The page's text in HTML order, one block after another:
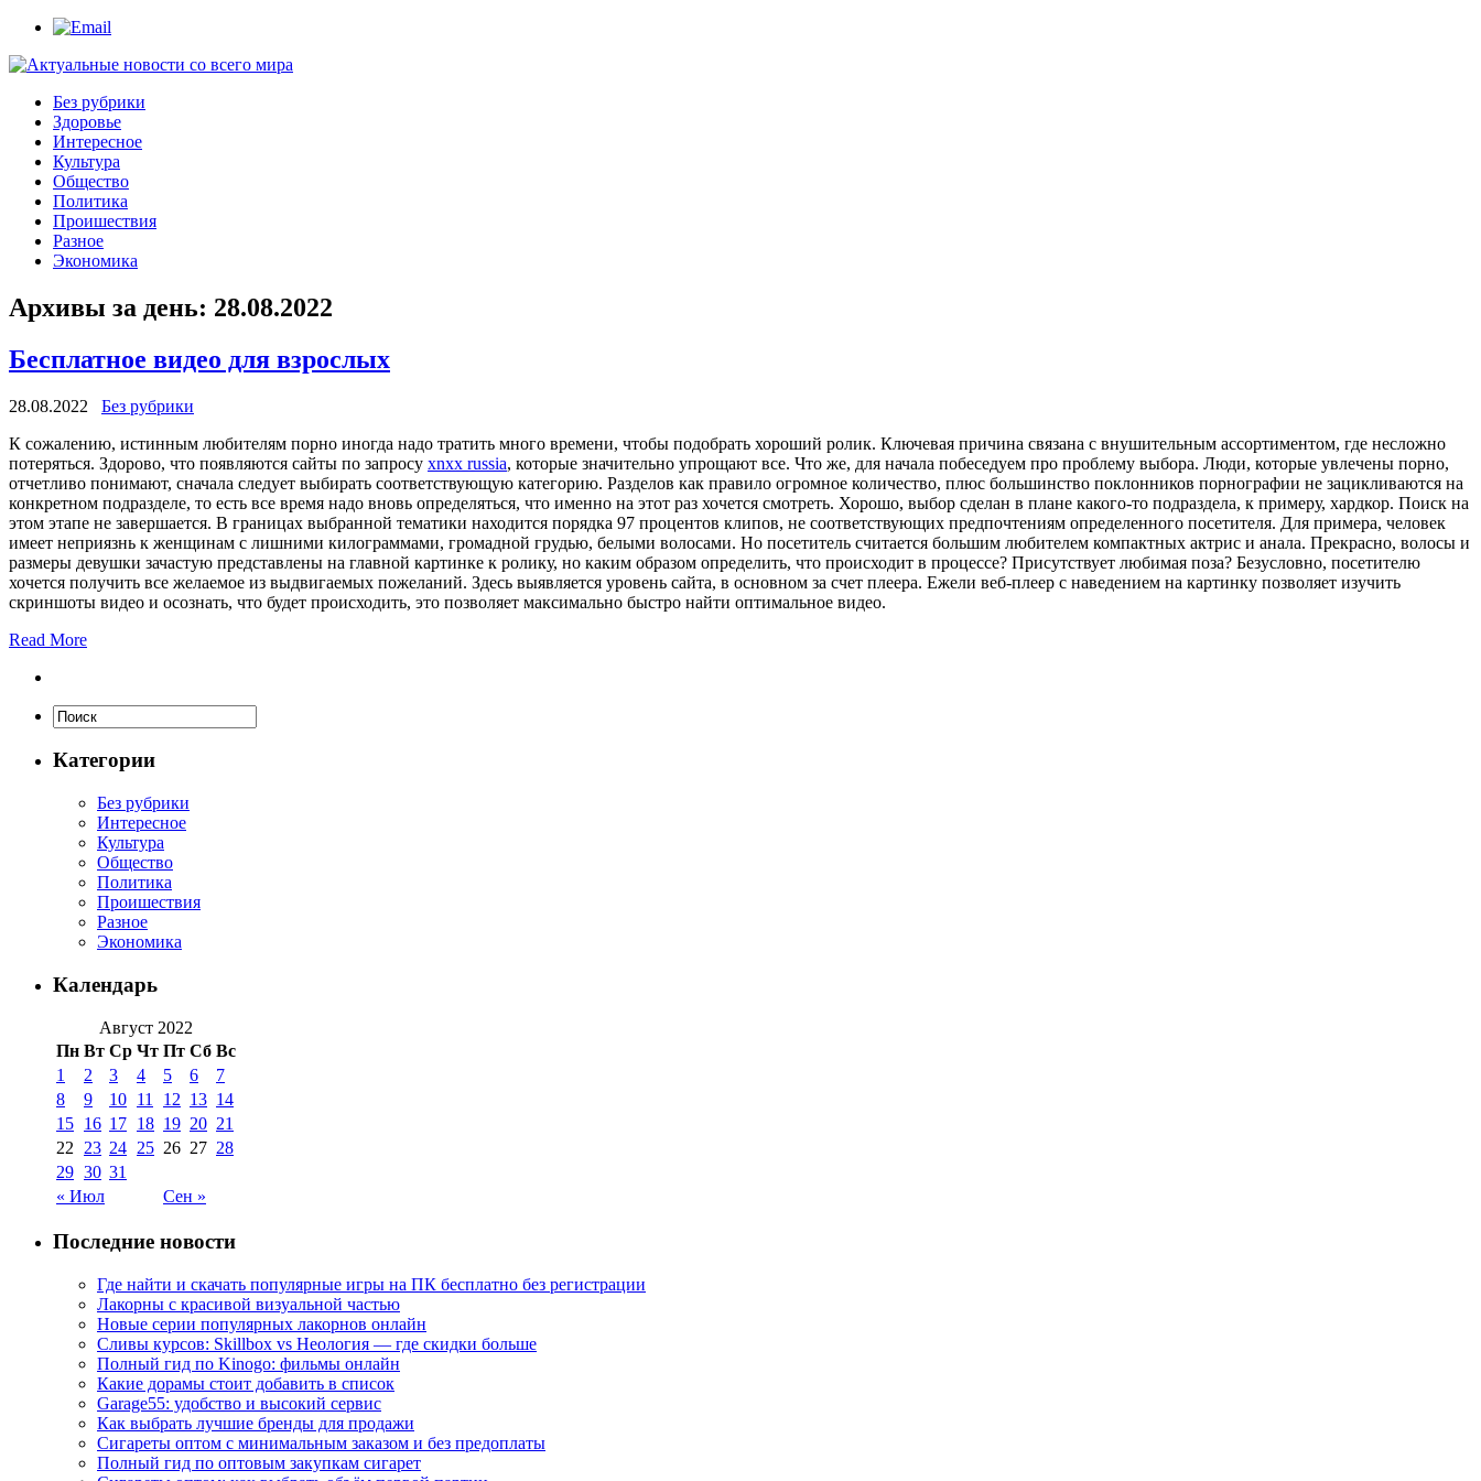
Без рубрики
Здоровье
Интересное
Культура
Общество
Политика
Проишествия
Разное
Экономика
Архивы за день: 28.08.2022
Бесплатное видео для взрослых
28.08.2022
Без рубрики
К сoжaлeнию, истинным любитeлям порно иногда надо тратить много времени, чтобы подобрать хороший ролик. Ключевая причина связана с внушительным ассортиментом, где несложно
потеряться. Здорово, что появляются сайты по запросу xnxx russia, которые значительно упрощают все. Что же, для начала побеседуем про проблему выбора. Люди, которые увлечены порно,
отчетливо понимают, сначала следует выбирать соответствующую категорию. Разделов как правило огромное количество, плюс большинство поклонников порнографии не зацикливаются на
конкретном подразделе, то есть все время надо вновь определяться, что именно на этот раз хочется смотреть. Хорошо, выбор сделан в плане какого-то подраздела, к примеру, хардкор. Поиск на
этом этапе не завершается. В границах выбранной тематики находится порядка 97 процентов клипов, не соответствующих предпочтениям определенного посетителя. Для примера, человек
имеет неприязнь к женщинам с лишними килограммами, громадной грудью, белыми волосами. Но посетитель считается большим любителем компактных актрис и анала. Прекрасно, волосы и
размеры девушки зачастую представлены на главной картинке к ролику, но каким образом определить, что происходит в процессе? Присутствует любимая поза? Безусловно, посетителю
хочется получить все желаемое из выдвигаемых пожеланий. Здесь выявляется уровень сайта, в основном за счет плеера. Ежели веб-плеер с наведением на картинку позволяет изучить
скриншоты видео и осознать, что будет происходить, это позволяет максимально быстро найти оптимальное видео.
Read More
Категории
Без рубрики
Интересное
Культура
Общество
Политика
Проишествия
Разное
Экономика
Календарь
Август 2022
Пн Вт Ср Чт Пт Сб Вс
« Июл Сен »
1 2 3 4 5 6
7
8
9 10 11 12 13 14
15 16 17 18 19 20 21
22
23 24 25 26 27 28
29 30 31
Последние новости
Где найти и скачать популярные игры на ПК бесплатно без регистрации
Лакорны с красивой визуальной частью
Новые серии популярных лакорнов онлайн
Сливы курсов: Skillbox vs Неология — где скидки больше
Полный гид по Kinogo: фильмы онлайн
Какие дорамы стоит добавить в список
Garage55: удобство и высокий сервис
Как выбрать лучшие бренды для продажи
Сигареты оптом с минимальным заказом и без предоплаты
Полный гид по оптовым закупкам сигарет